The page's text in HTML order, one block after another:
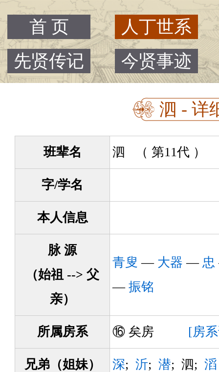
首 页
人丁世系
先贤传记
今贤事迹
泗 - 详
班辈名 泗 （ 第11代 ）
字/学名
本人信息
脉 源
（始祖 --> 父
亲）
青叟 — 大器 — 忠
— 振铭
所属房系 ⑯ 矣房 [房
兄弟（姐妹） 深; 沂; 潜; 泗; 滔